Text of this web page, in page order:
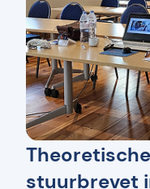
stuurbrevet